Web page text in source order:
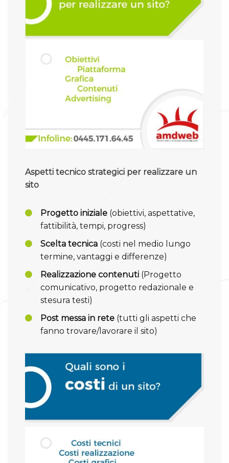
Aspetti tecnico strategici per realizzare un
sito
Progetto iniziale (obiettivi, aspettative,
fattibilità, tempi, progress)
Scelta tecnica (costi nel medio lungo
termine, vantaggi e differenze)
Realizzazione contenuti (Progetto
comunicativo, progetto redazionale e
stesura testi)
Post messa in rete (tutti gli aspetti che
fanno trovare/lavorare il sito)